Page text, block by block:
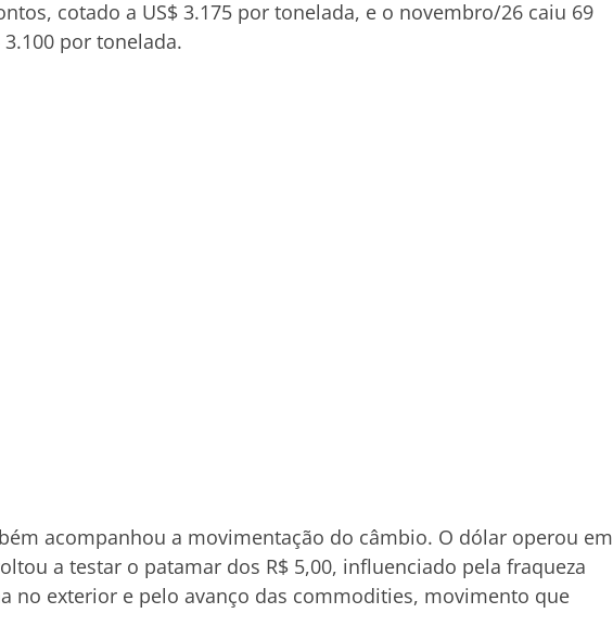
cotado a US$ 3.175 por tonelada, e o novembro/26 caiu 69
por tonelada.
acompanhou a movimentação do câmbio. O dólar operou em
a testar o patamar dos R$ 5,00, influenciado pela fraqueza
no exterior e pelo avanço das commodities, movimento que